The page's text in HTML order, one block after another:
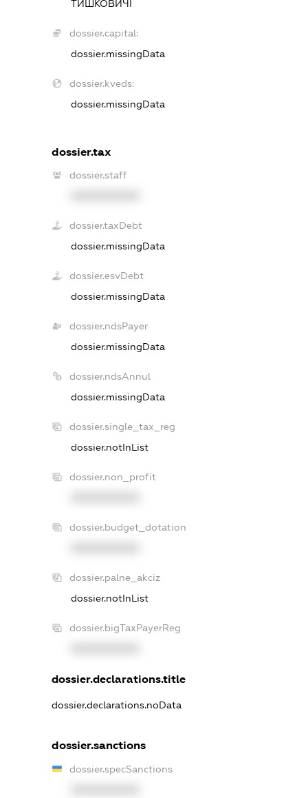
ТИШКОВИЧІ
dossier.capital:
dossier.missingData
dossier.kveds:
dossier.missingData
dossier.tax
dossier.staff
dossier.taxDebt
dossier.missingData
dossier.esvDebt
dossier.missingData
dossier.ndsPayer
dossier.missingData
dossier.ndsAnnul
dossier.missingData
dossier.single_tax_reg
dossier.notInList
dossier.non_profit
dossier.budget_dotation
dossier.palne_akciz
dossier.notInList
dossier.bigTaxPayerReg
dossier.declarations.title
dossier.declarations.noData
dossier.sanctions
dossier.specSanctions